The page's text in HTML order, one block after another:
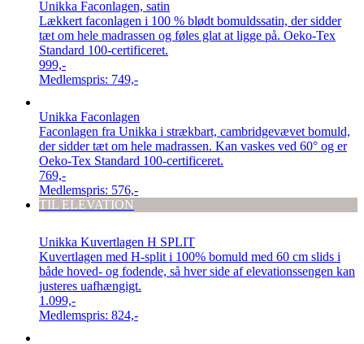
Unikka Faconlagen, satin
Lækkert faconlagen i 100 % blødt bomuldssatin, der sidder
tæt om hele madrassen og føles glat at ligge på. Oeko-Tex
Standard 100-certificeret.
999,-
Medlemspris: 749,-
Unikka Faconlagen
Faconlagen fra Unikka i strækbart, cambridgevævet bomuld,
der sidder tæt om hele madrassen. Kan vaskes ved 60° og er
Oeko-Tex Standard 100-certificeret.
769,-
Medlemspris: 576,-
TIL ELEVATION
Unikka Kuvertlagen H SPLIT
Kuvertlagen med H-split i 100% bomuld med 60 cm slids i
både hoved- og fodende, så hver side af elevationssengen kan
justeres uafhængigt.
1.099,-
Medlemspris: 824,-